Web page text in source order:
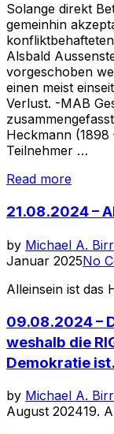
Solange direkt
gemeinhin
Alsbald
vorgeschoben
einen meist
Verlust. -MAB
Heckmann (1898
Teilnehmer …
Read more
Der
21.08.2024 –
by Michael A.
Januar 2025No
Alleinsein ist das
09.08.2024 –
weshalb die
Demokratie ist.
by Michael A.
August 202419.